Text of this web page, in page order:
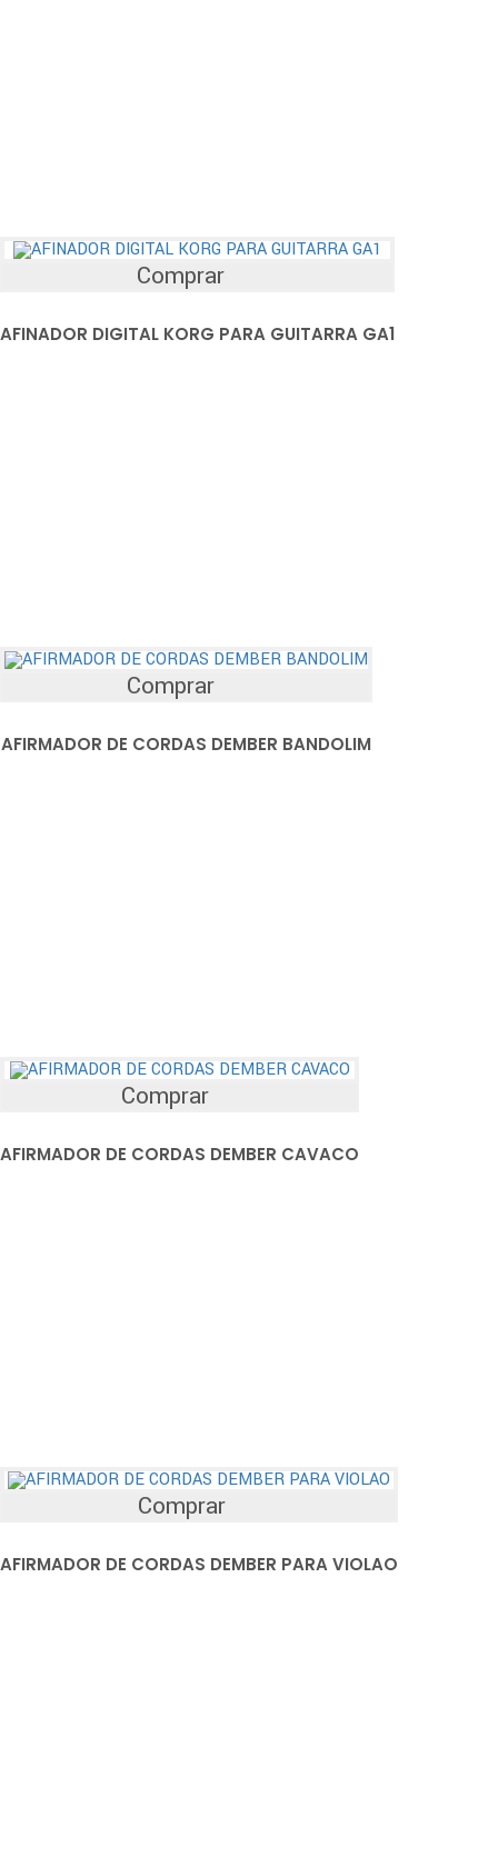
Comprar
AFINADOR DIGITAL KORG PARA GUITARRA GA1
Comprar
AFIRMADOR DE CORDAS DEMBER BANDOLIM
Comprar
AFIRMADOR DE CORDAS DEMBER CAVACO
Comprar
AFIRMADOR DE CORDAS DEMBER PARA VIOLAO